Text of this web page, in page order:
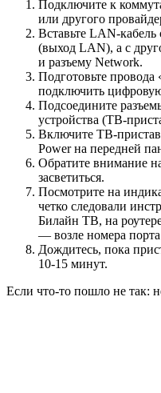
Подключите к
или другого
Вставьте LAN-
(выход LAN), а с
и разъему Network.
Подготовьте
подключить
Подсоедините
устройства (ТВ-
Включите ТВ-
Power на передней
Обратите внимание
засветиться.
Посмотрите на
четко следовали
Билайн ТВ, на
— возле номера порта
Дождитесь, пока
10-15 минут.
Если что-то пошло не так: